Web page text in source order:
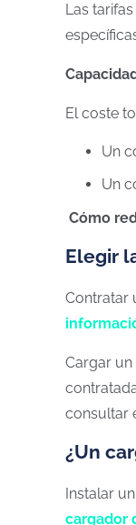
Las tarifas
El coste
Un
Un
Cómo
Elegir
Contratar
Cargar
consultar
¿Un
Instalar
cargador